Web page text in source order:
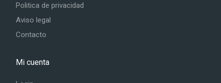
Politica de privacidad
Aviso legal
Contacto
Mi cuenta